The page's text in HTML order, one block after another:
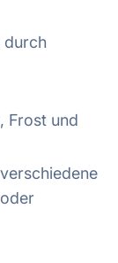
durch
Frost und